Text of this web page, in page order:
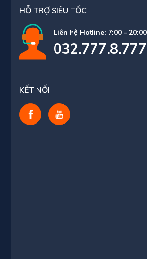
HỖ TRỢ SIÊU TỐC
Liên hệ Hotline: 7:00 – 20:00
032.777.8.777
KẾT NỐI